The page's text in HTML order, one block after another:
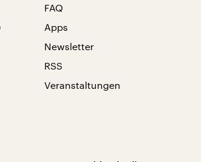
FAQ
Apps
Newsletter
RSS
Veranstaltungen